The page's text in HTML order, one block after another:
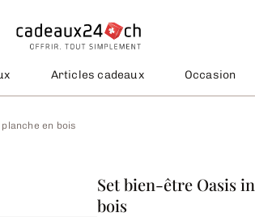
Articles cadeaux Occasion
en bois
Set bien-être Oasis
bois